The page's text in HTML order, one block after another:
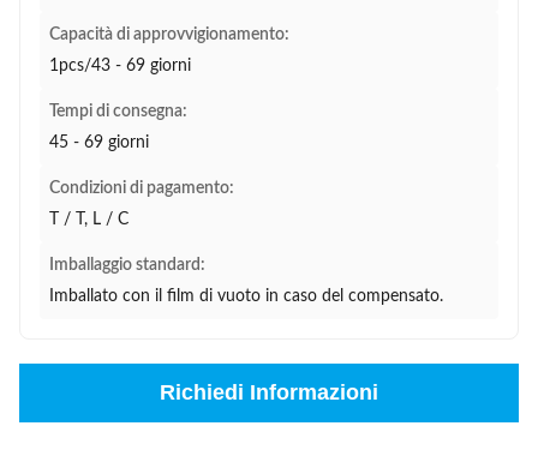
Capacità di approvvigionamento:
1pcs/43 - 69 giorni
Tempi di consegna:
45 - 69 giorni
Condizioni di pagamento:
T / T, L / C
Imballaggio standard:
Imballato con il film di vuoto in caso del compensato.
Richiedi Informazioni